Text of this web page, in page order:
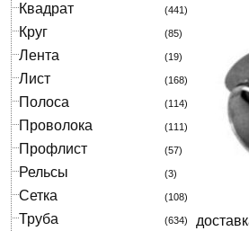
Квадрат (441)
Круг (85)
Лента (19)
Лист (168)
Полоса (114)
Проволока (111)
Профлист (57)
Рельсы (3)
Сетка (108)
Труба (634)